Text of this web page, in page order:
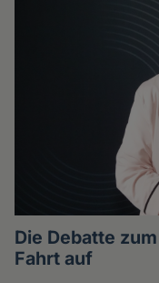
Die Debatte
Fahrt auf